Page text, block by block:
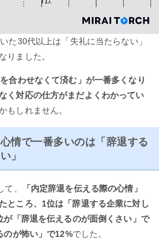
た30代以上は「失礼に当たらない」
りました。
合わせなくて済む」が一番多くなり
く対応の仕方がまだよくわかってい
もしれません。
情で一番多いのは「辞退する
」
、
「内定辞退を伝える際の心情」
ところ、1位は「辞退する企業に対し
「辞退を伝えるのが面倒くさい」で
のが怖い」で12%でした。